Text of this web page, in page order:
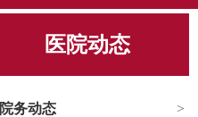
人才招聘 招标采购
医院动态
院务动态 >